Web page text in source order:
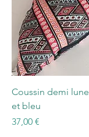
Coussin demi
et bleu
Prix
37,00 €